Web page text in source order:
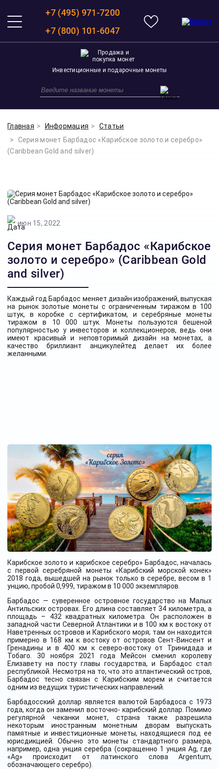
+7 (495) 971-7200
+7 (800) 101-6047
Инвестиционные и подарочные монеты
Главная Информация
Статьи
Серия монет Барбадос «Карибское золото и серебро»
(Caribbean Gold and silver)
июн 15, 2022
Серия монет Барбадос «Карибское
золото и серебро» (Caribbean Gold
and silver)
Каждый год Барбадос меняет дизайн изображений, выпуская
на рынок золотые монеты с ограниченным тиражом в 100
штук, в коробке с сертификатом, и серебряные монеты
тиражом в 10 000 штук. Монеты пользуются бешеной
популярностью у инвесторов и коллекционеров, ведь они
имеют красивый и неповторимый дизайн на монетах, а
качество бриллиант анцикулейтед делает их более
желанными.
Карибское золото и карибское серебро» Барбадос, началась
с первой серебряной монеты «Карибский морской конек»
2018 года, вышедшей на рынок только в серебре, весом в 1
унцию, пробой 0,999, тиражом в 10 000 экземпляров.
Барбадос — суверенное островное государство на Малых
Антильских островах. Его длина составляет 34 километра, а
площадь – 432 квадратных километра. Он расположен в
западной части Северной Атлантики и в 100 км к востоку от
Наветренных островов и Карибского моря; там он находится
примерно в 168 км к востоку от островов Сент-Винсент и
Гренадины и в 400 км к северо-востоку от Тринидада и
Тобаго. 30 ноября 2021 года Мейсон сменил королеву
Елизавету на посту главы государства, и Барбадос стал
республикой. Несмотря на то, что это атлантический остров,
Барбадос тесно связан с Карибским морем и считается
одним из ведущих туристических направлений.
Барбадосский доллар является валютой Барбадоса с 1973
года, когда он заменил восточно- карибский доллар. Помимо
регулярной чеканки монет, страна также разрешила
некоторым иностранным монетным дворам выпускать
памятные и инвестиционные монеты, находящиеся под ее
юрисдикцией. Обычно это монеты стандартного размера,
например, одна унция серебра (сокращенно 1 унция Ag, где
«Ag» происходит от латинского слова Argentum,
обозначающего серебро).